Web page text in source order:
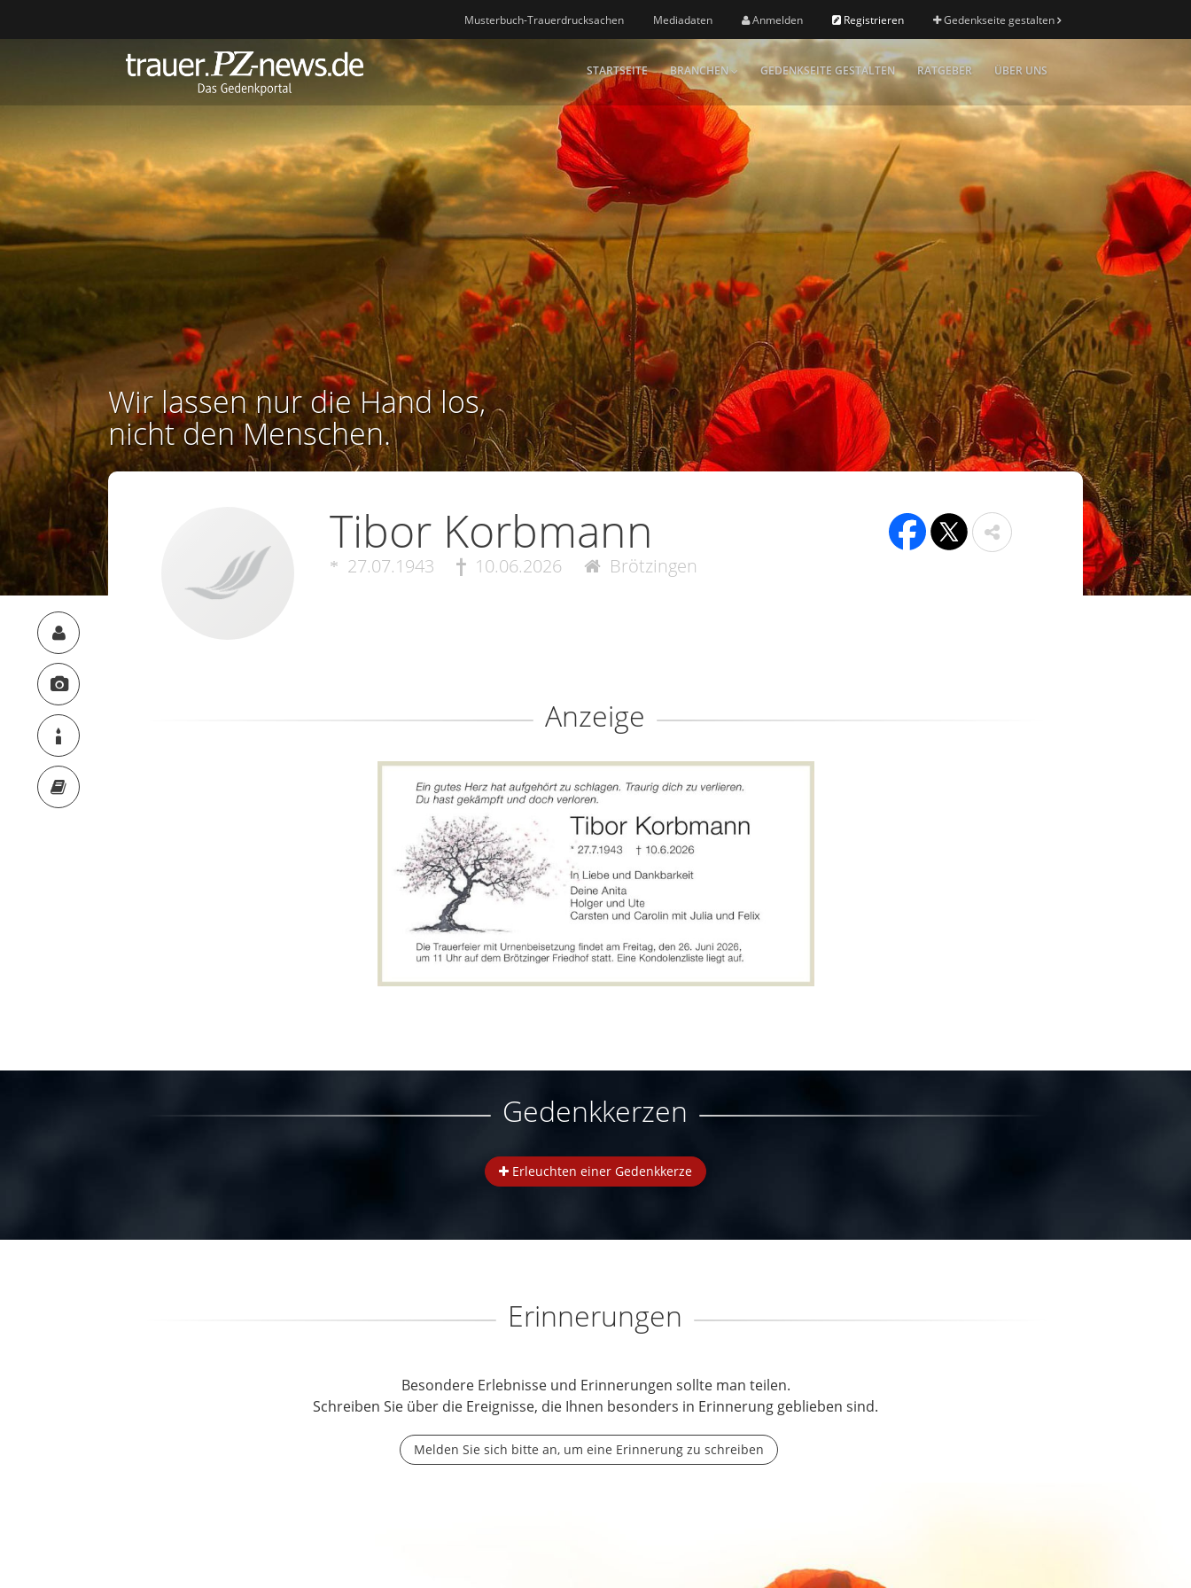
Musterbuch-Trauerdrucksachen Mediadaten Anmelden Registrieren Gedenkseite gestalten
STARTSEITE BRANCHEN GEDENKSEITE GESTALTEN RATGEBER ÜBER UNS
Wir lassen nur die Hand los,
nicht den Menschen.
Tibor Korbmann
27.07.1943 10.06.2026 Brötzingen
Anzeige
Gedenkkerzen
Erleuchten einer Gedenkkerze
Erinnerungen
Besondere Erlebnisse und Erinnerungen sollte man teilen.
Schreiben Sie über die Ereignisse, die Ihnen besonders in Erinnerung geblieben sind.
Melden Sie sich bitte an, um eine Erinnerung zu schreiben